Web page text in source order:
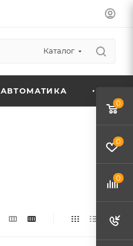
Каталог
АВТОМАТИКА
0
0
0